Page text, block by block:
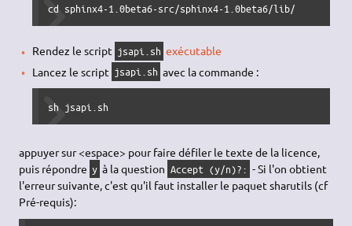
cd sphinx4-1.0beta6-src/sphinx4-1.0beta6/lib/
Rendez le script jsapi.sh exécutable
Lancez le script jsapi.sh avec la commande :
sh jsapi.sh
appuyer sur <espace> pour faire défiler le texte de la licence,
puis répondre y à la question Accept (y/n)?: - Si l'on obtient
l'erreur suivante, c'est qu'il faut installer le paquet sharutils (cf
Pré-requis):